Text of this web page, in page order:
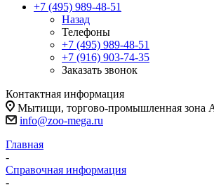
+7 (495) 989-48-51
Назад
Телефоны
+7 (495) 989-48-51
+7 (916) 903-74-35
Заказать звонок
Контактная информация
Мытищи, торгово-промышленная зона
info@zoo-mega.ru
Главная
-
Справочная информация
-